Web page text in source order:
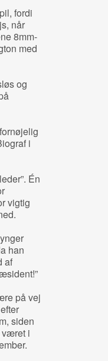
fordi
når
8mm-
med
og
i
Én
vigtig
han
af
på vej
siden
været i